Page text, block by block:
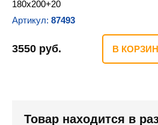
180х200+20
Артикул: 87493
3550 руб. В
Товар находится в